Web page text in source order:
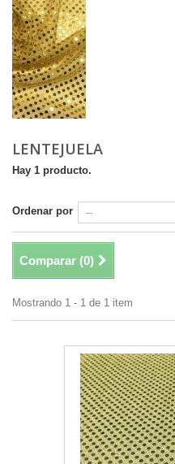
LENTEJUELA
Hay 1 producto.
Ordenar por
Comparar (0)
Mostrando 1 - 1 de 1 item